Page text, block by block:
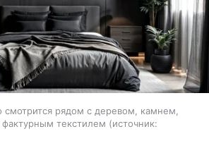
рядом с деревом, камнем,
текстилем
источник: